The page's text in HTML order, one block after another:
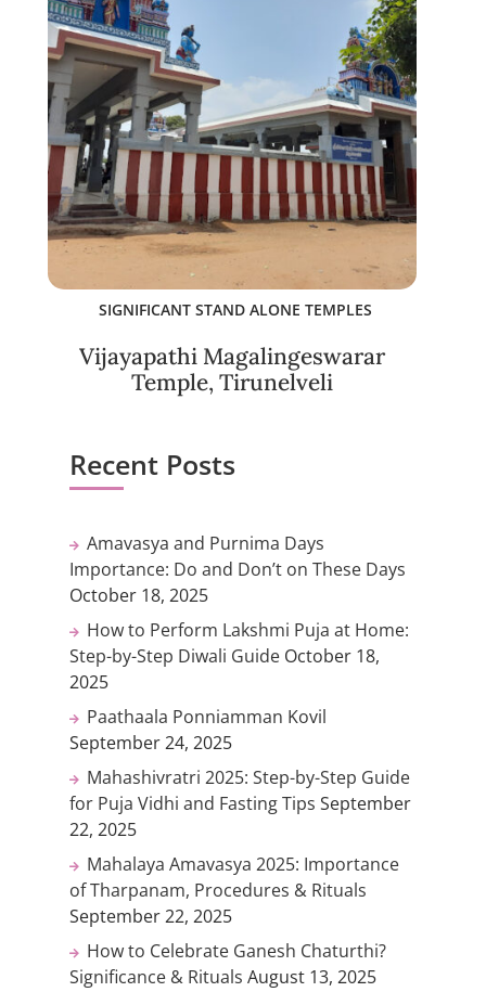
SIGNIFICANT STAND ALONE TEMPLES
Vijayapathi Magalingeswarar
Temple, Tirunelveli
Recent Posts
Amavasya and Purnima Days
Importance: Do and Don’t on These Days
October 18, 2025
How to Perform Lakshmi Puja at Home:
Step-by-Step Diwali Guide October 18,
2025
Paathaala Ponniamman Kovil
September 24, 2025
Mahashivratri 2025: Step-by-Step Guide
for Puja Vidhi and Fasting Tips September
22, 2025
Mahalaya Amavasya 2025: Importance
of Tharpanam, Procedures & Rituals
September 22, 2025
How to Celebrate Ganesh Chaturthi?
Significance & Rituals August 13, 2025